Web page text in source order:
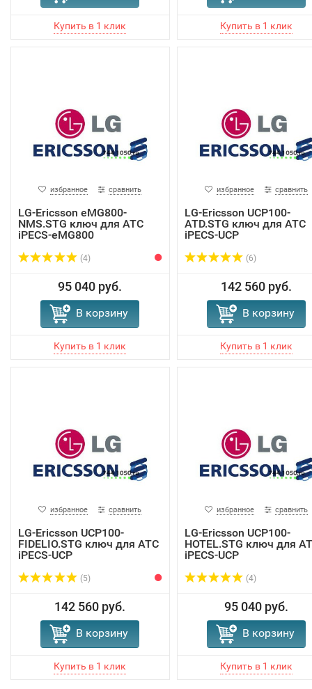
избранное сравнить
LG-Ericsson eMG800-
NMS.STG ключ для АТС
iPECS-eMG800
(4)
95 040 руб.
В корзину
избранное сравнить
LG-Ericsson UCP100-
ATD.STG ключ для АТС
iPECS-UCP
(6)
142 560 руб.
В корзину
избранное сравнить
LG-Ericsson UCP100-
FIDELIO.STG ключ для АТС
iPECS-UCP
(5)
142 560 руб.
В корзину
избранное сравнить
LG-Ericsson UCP100-
HOTEL.STG ключ для
iPECS-UCP
(4)
95 040 руб.
В корзину